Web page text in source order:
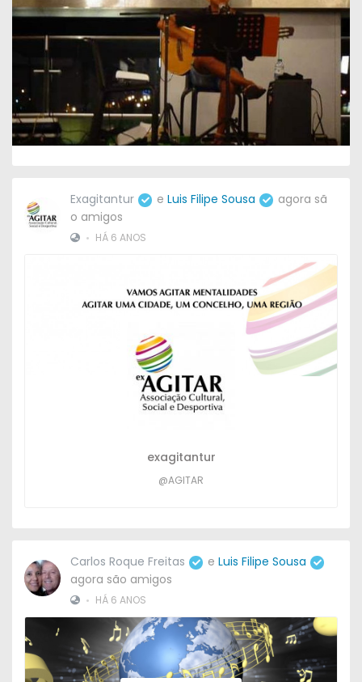
Exagitantur e Luis Filipe Sousa
agora sã
o amigos
• HÁ 6 ANOS
exagitantur
@AGITAR
Carlos Roque Freitas e Luis Filipe Sousa
agora são amigos
• HÁ 6 ANOS